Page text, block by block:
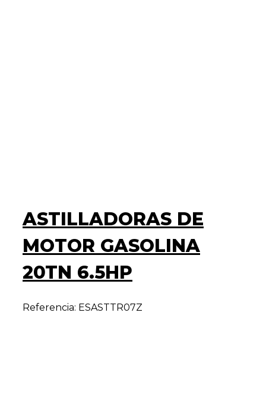
ASTILLADORAS DE
MOTOR GASOLINA
20TN 6.5HP
Referencia: ESASTTR07Z